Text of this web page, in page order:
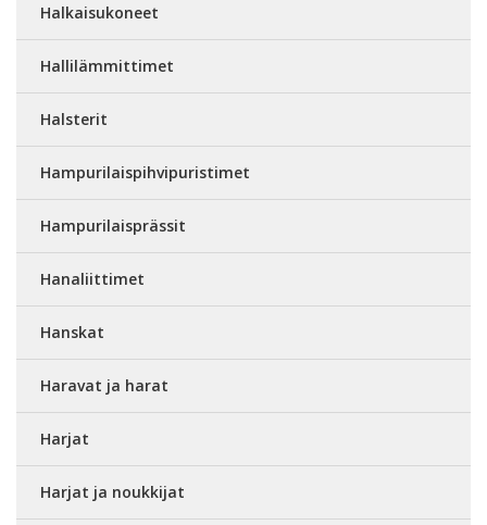
Halkaisukoneet
Hallilämmittimet
Halsterit
Hampurilaispihvipuristimet
Hampurilaisprässit
Hanaliittimet
Hanskat
Haravat ja harat
Harjat
Harjat ja noukkijat